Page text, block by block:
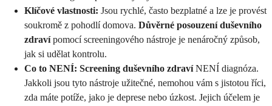
Klíčové vlastnosti: Jsou rychlé, často bezplatné a lze je provést
soukromě z pohodlí domova. Důvěrné posouzení duševního
zdravípomocí screeningového nástroje je nenáročný způsob,
jak si udělat kontrolu.
Co to NENÍ: Screening duševního zdravíNENÍ diagnóza.
Jakkoli jsou tyto nástroje užitečné, nemohou vám s jistotou říci,
zda máte potíže, jako je deprese nebo úzkost. Jejich účelem je